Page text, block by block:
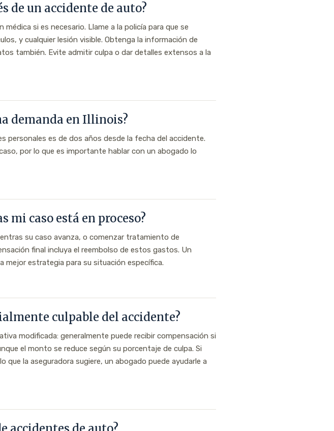
de un accidente de auto?
si es necesario. Llame a la policía para que se
y cualquier lesión visible. Obtenga la información de
también. Evite admitir culpa o dar detalles extensos a la
demanda en Illinois?
personales es de dos años desde la fecha del accidente.
por lo que es importante hablar con un abogado lo
mi caso está en proceso?
su caso avanza, o comenzar tratamiento de
final incluya el reembolso de estos gastos. Un
mejor estrategia para su situación específica.
culpable del accidente?
modificada: generalmente puede recibir compensación si
el monto se reduce según su porcentaje de culpa. Si
la aseguradora sugiere, un abogado puede ayudarle a